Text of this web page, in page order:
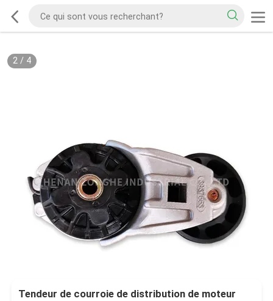
2/ 4
Tendeur de courroie de distribution de moteur